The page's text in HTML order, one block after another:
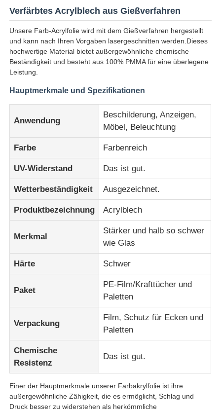
Startseite
Über uns
Nachrichten
Alle Fälle
Blog
Referenzen
Verfärbtes Acrylblech aus Gießverfahren
Unsere Farb-Acrylfolie wird mit dem Gießverfahren hergestellt
und kann nach Ihren Vorgaben lasergeschnitten werden.Dieses
hochwertige Material bietet außergewöhnliche chemische
Beständigkeit und besteht aus 100% PMMA für eine überlegene
Leistung.
Hauptmerkmale und Spezifikationen
Anwendung
Beschilderung, Anzeigen,
Möbel, Beleuchtung
Farbe Farbenreich
UV-Widerstand Das ist gut.
Wetterbeständigkeit Ausgezeichnet.
Produktbezeichnung Acrylblech
Merkmal
Stärker und halb so schwer
wie Glas
Härte Schwer
Paket
PE-Film/Krafttücher und
Paletten
Verpackung
Film, Schutz für Ecken und
Paletten
Chemische
Resistenz
Das ist gut.
Einer der Hauptmerkmale unserer Farbakrylfolie ist ihre
außergewöhnliche Zähigkeit, die es ermöglicht, Schlag und
Druck besser zu widerstehen als herkömmliche